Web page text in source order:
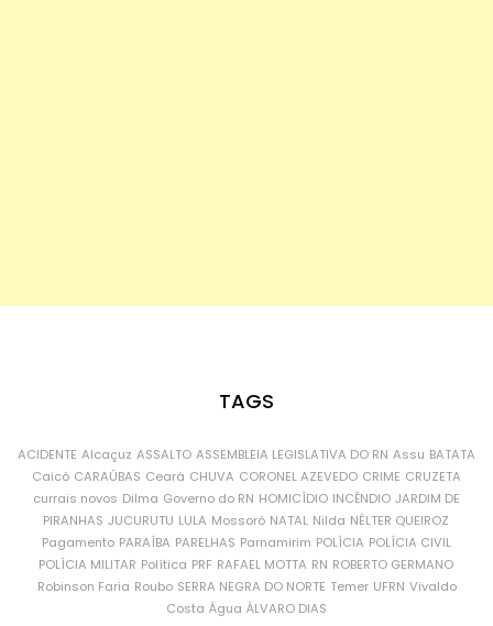
TAGS
ACIDENTE Alcaçuz ASSALTO ASSEMBLEIA LEGISLATIVA DO RN Assu BATATA
Caicó CARAÚBAS Ceará CHUVA CORONEL AZEVEDO CRIME CRUZETA
currais novos Dilma Governo do RN HOMICÍDIO INCÊNDIO JARDIM DE
PIRANHAS JUCURUTU LULA Mossoró NATAL Nilda NÉLTER QUEIROZ
Pagamento PARAÍBA PARELHAS Parnamirim POLÍCIA POLÍCIA CIVIL
POLÍCIA MILITAR Política PRF RAFAEL MOTTA RN ROBERTO GERMANO
Robinson Faria Roubo SERRA NEGRA DO NORTE Temer UFRN Vivaldo
Costa Água ÁLVARO DIAS